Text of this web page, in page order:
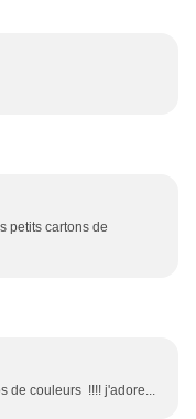
petits cartons de
de couleurs !!!! j'adore...